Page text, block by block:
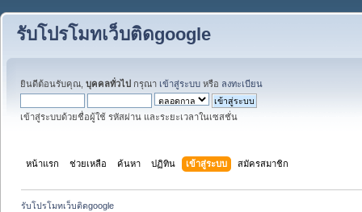
รับโปรโมทเว็บติดgoogle
ยินดีต้อนรับคุณ, บุคคลทั่วไป กรุณา เข้าสู่ระบบ หรือ ลงทะเบียน
เข้าสู่ระบบด้วยชื่อผู้ใช้ รหัสผ่าน และระยะเวลาในเซสชั่น
หน้าแรก ช่วยเหลือ ค้นหา ปฏิทิน เข้าสู่ระบบ สมัครสมาชิก
รับโปรโมทเว็บติดgoogle